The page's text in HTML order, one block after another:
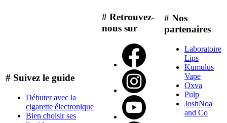
# Suivez le guide
Débuter avec la
cigarette électronique
Bien choisir ses
# Retrouvez-
nous sur
# Nos
partenaires
Laboratoire
Lips
Kumulus
Vape
Oxva
Pulp
JoshNoa
and Co